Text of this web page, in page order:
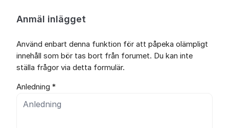
Anmäl inlägget
Använd enbart denna funktion för att påpeka olämpligt
innehåll som bör tas bort från forumet. Du kan inte
ställa frågor via detta formulär.
Anledning *